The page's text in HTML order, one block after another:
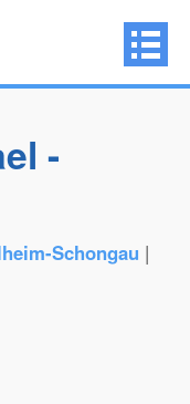
-
Schongau |